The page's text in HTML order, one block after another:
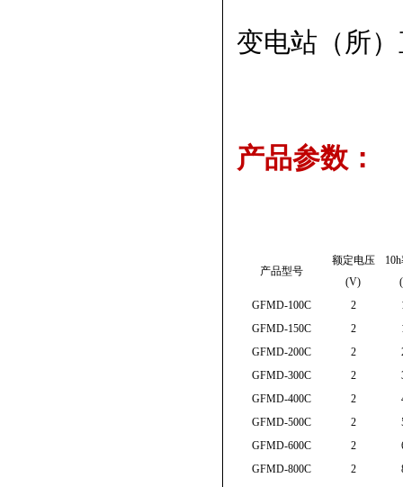
变电站（所
产品参数：
产品型号
额定电压
(V)
GFMD-100C
2
GFMD-150C
2
GFMD-200C
2
GFMD-300C
2
GFMD-400C
2
GFMD-500C
2
GFMD-600C
2
GFMD-800C
2